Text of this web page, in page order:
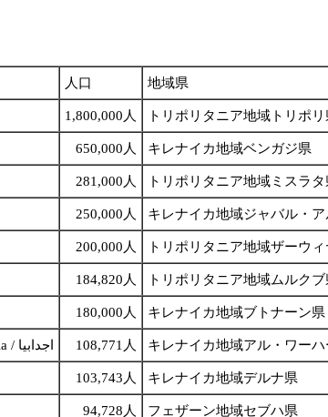
人口 地域県
1,800,000人 トリポリタニア地域トリポリ
650,000人 キレナイカ地域ベンガジ県
281,000人 トリポリタニア地域ミスラタ
250,000人 キレナイカ地域ジャバル・
200,000人 トリポリタニア地域ザーウ
184,820人 トリポリタニア地域ムルクブ
180,000人 キレナイカ地域ブトナーン県
アジュダービヤー / Ajdabiya or Agedabia / اجدابيا 108,771人 キレナイカ地域アル・ワー
103,743人 キレナイカ地域デルナ県
94,728人 フェザーン地域セブハ県